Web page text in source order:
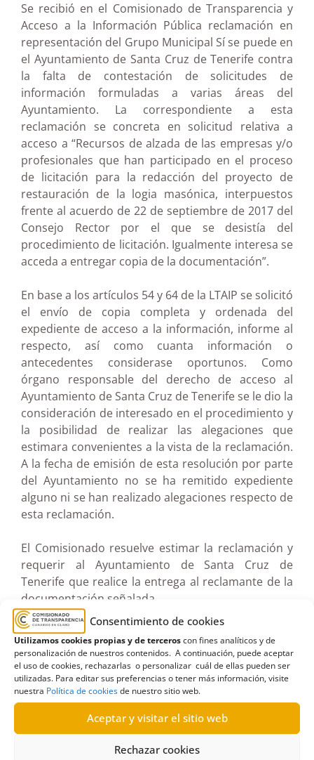
Consentimiento de cookies
Utilizamos cookies propias y de terceroscon fines analíticos y de
personalización de nuestros contenidos. A continuación, puede aceptar
el uso de cookies, rechazarlas o personalizar cuál de ellas pueden ser
utilizadas. Para editar sus preferencias o tener más información, visite
nuestra Política de cookiesde nuestro sitio web.
Aceptar y visitar el sitio web
Rechazar cookies
Se recibió en el Comisionado de Transparencia y
Acceso a la Información Pública reclamación en
representación del Grupo Municipal Sí se puede en
el Ayuntamiento de Santa Cruz de Tenerife contra
la falta de contestación de solicitudes de
información formuladas a varias áreas del
Ayuntamiento. La correspondiente a esta
reclamación se concreta en solicitud relativa a
acceso a “Recursos de alzada de las empresas y/o
profesionales que han participado en el proceso
de licitación para la redacción del proyecto de
restauración de la logia masónica, interpuestos
frente al acuerdo de 22 de septiembre de 2017 del
Consejo Rector por el que se desistía del
procedimiento de licitación. Igualmente interesa se
acceda a entregar copia de la documentación”.
En base a los artículos 54 y 64 de la LTAIP se solicitó
el envío de copia completa y ordenada del
expediente de acceso a la información, informe al
respecto, así como cuanta información o
antecedentes considerase oportunos. Como
órgano responsable del derecho de acceso al
Ayuntamiento de Santa Cruz de Tenerife se le dio la
consideración de interesado en el procedimiento y
la posibilidad de realizar las alegaciones que
estimara convenientes a la vista de la reclamación.
A la fecha de emisión de esta resolución por parte
del Ayuntamiento no se ha remitido expediente
alguno ni se han realizado alegaciones respecto de
esta reclamación.
El Comisionado resuelve estimar la reclamación y
requerir al Ayuntamiento de Santa Cruz de
Tenerife que realice la entrega al reclamante de la
documentación señalada.
Ver documento pdf en pantalla completa